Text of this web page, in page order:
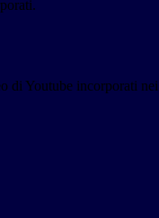
Youtube incorporati